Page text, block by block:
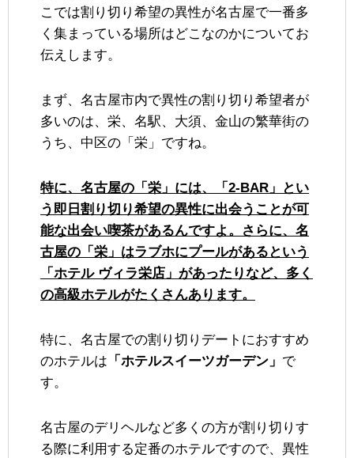
こでは割り切り希望の異性が名古屋で一番多
く集まっている場所はどこなのかについてお
伝えします。
まず、名古屋市内で異性の割り切り希望者が
多いのは、栄、名駅、大須、金山の繁華街の
うち、中区の「栄」ですね。
特に、名古屋の「栄」には、「2-BAR」とい
う即日割り切り希望の異性に出会うことが可
能な出会い喫茶があるんですよ。さらに、名
古屋の「栄」はラブホにプールがあるという
「ホテル ヴィラ栄店」があったりなど、多く
の高級ホテルがたくさんあります。
特に、名古屋での割り切りデートにおすすめ
のホテルは 「ホテルスイーツガーデン」 で
す。
名古屋のデリヘルなど多くの方が割り切りす
る際に利用する定番のホテルですので、異性